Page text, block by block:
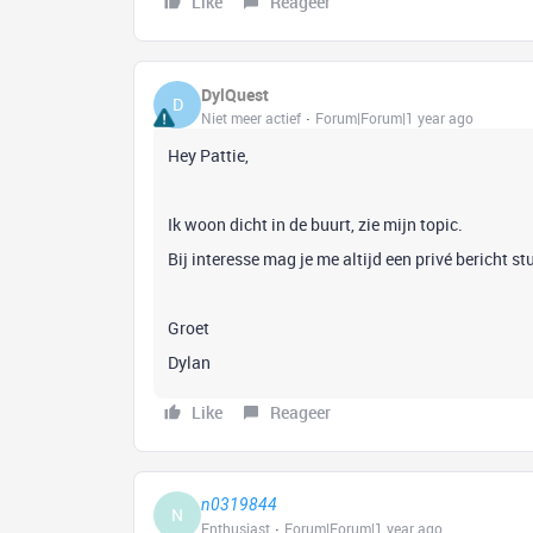
D DylQuest
Niet meer actief Forum|Forum|1 year ago
Hey Pattie,
Ik woon dicht in de buurt, zie mijn topic.
Bij interesse mag je me altijd een privé bericht
Groet
Dylan
Like Reageer
N
n0319844
Enthusiast
Forum|Forum|1 year ago